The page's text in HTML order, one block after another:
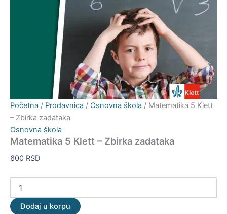
Početna / Prodavnica / Osnovna škola / Matematika 5 Klett
– Zbirka zadataka
Osnovna škola
Matematika 5 Klett – Zbirka zadataka
600 RSD
Dodaj u korpu